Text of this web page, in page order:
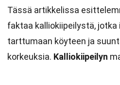
Tässä artikkelissa
faktaa kalliokiipeilystä, jotka
tarttumaan köyteen ja
korkeuksia. Kalliokiipeilyn